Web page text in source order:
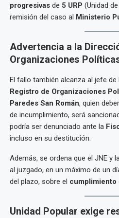
progresivas de 5 URP (Unidad
remisión del caso al Ministerio
Advertencia a la
Organizaciones
El fallo también alcanza al jefe de
Registro de Organizaciones
Paredes San Román, quien
de incumplimiento, será
podría ser denunciado ante la
incluso en su destitución.
Además, se ordena que el JNE y
al juzgado, en un máximo de un
del plazo, sobre el cumplimiento
Unidad Popular exige